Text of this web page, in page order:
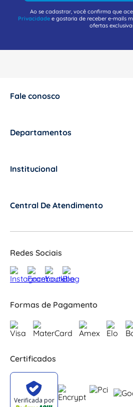
Ao se cadastrar, você confirma que
Privacidadee gostaria de receber e-mails
ofertas
Fale conosco
Departamentos
Institucional
Central De Atendimento
Redes Sociais
Formas de Pagamento
Certificados